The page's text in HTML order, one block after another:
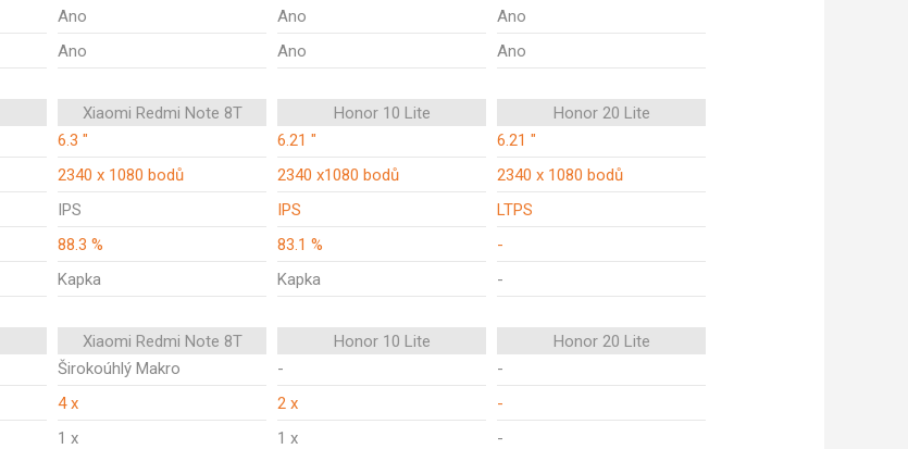
Ano Ano
Ano
Ano Ano Ano
Xiaomi Redmi Note 8T Honor 10 Lite
Honor 20 Lite
6.3 " 6.21 "
6.21 "
2340 x 1080 bodů 2340 x1080 bodů
2340 x 1080 bodů
IPS IPS
LTPS
88.3 % 83.1 %
-
Kapka Kapka -
Xiaomi Redmi Note 8T Honor 10 Lite
Honor 20 Lite
Širokoúhlý Makro -
-
4 x 2 x
-
1 x 1 x
-